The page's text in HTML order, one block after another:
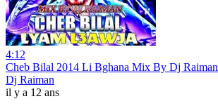
4:12
Cheb Bilal 2014 Li Bghana Mix By Dj Raiman
Dj Raiman
il y a 12 ans